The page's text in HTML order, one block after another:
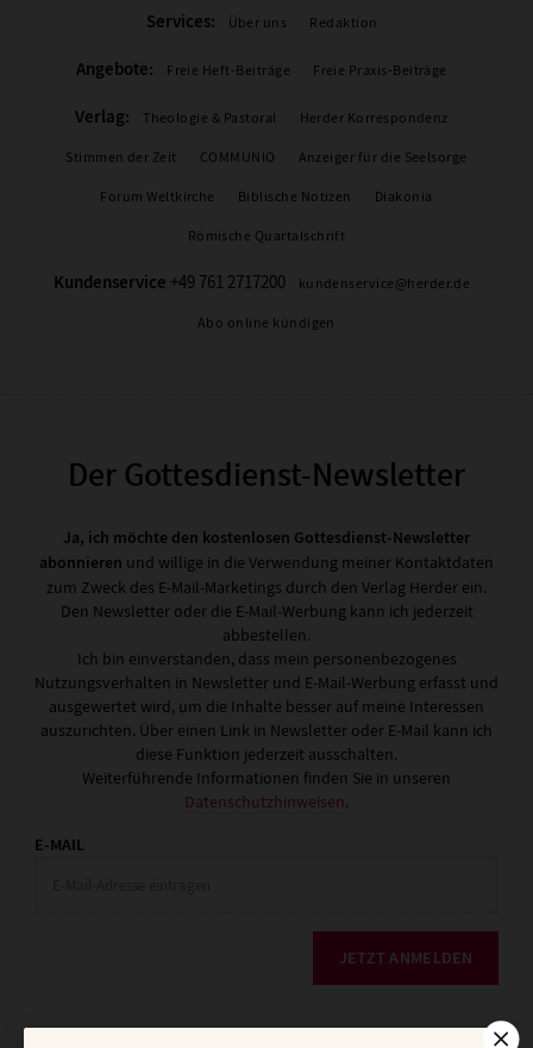
Services: Über uns Redaktion
Angebote: Freie Heft-Beiträge Freie Praxis-Beiträge
Verlag: Theologie & Pastoral Herder Korrespondenz
Stimmen der Zeit COMMUNIO Anzeiger für die Seelsorge
Forum Weltkirche Biblische Notizen Diakonia
Römische Quartalschrift
Kundenservice +49 761 2717200 kundenservice@herder.de
Abo online kündigen
Der Gottesdienst-Newsletter
Ja, ich möchte den kostenlosen Gottesdienst-Newsletter
abonnieren und willige in die Verwendung meiner Kontaktdaten
zum Zweck des E-Mail-Marketings durch den Verlag Herder ein.
Den Newsletter oder die E-Mail-Werbung kann ich jederzeit
abbestellen.
Ich bin einverstanden, dass mein personenbezogenes
Nutzungsverhalten in Newsletter und E-Mail-Werbung erfasst und
ausgewertet wird, um die Inhalte besser auf meine Interessen
auszurichten. Über einen Link in Newsletter oder E-Mail kann ich
diese Funktion jederzeit ausschalten.
Weiterführende Informationen finden Sie in unseren
Datenschutzhinweisen.
E-MAIL
JETZT ANMELDEN